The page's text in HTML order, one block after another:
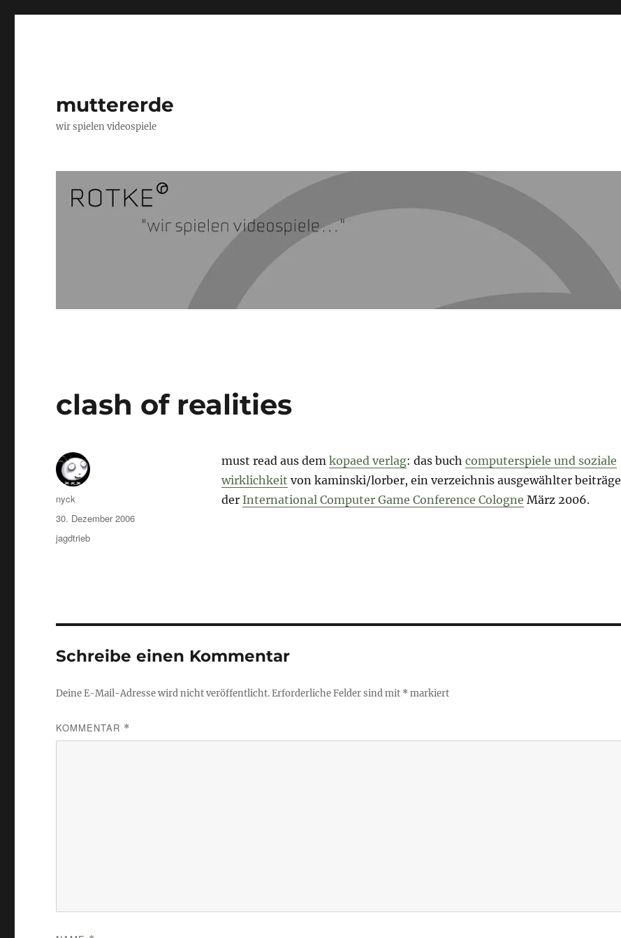
muttererde
wir spielen videospiele
clash of realities
must read aus dem kopaed verlag: das buch computerspiele und soziale
wirklichkeit von kaminski/lorber, ein verzeichnis ausgewählter beiträge
der International Computer Game Conference Cologne März 2006.
Autor
nyck
Veröffentlicht
am
30. Dezember 2006
Kategorien
jagdtrieb
Schreibe einen Kommentar
Deine E-Mail-Adresse wird nicht veröffentlicht.Erforderliche Felder sind mit *markiert
KOMMENTAR *